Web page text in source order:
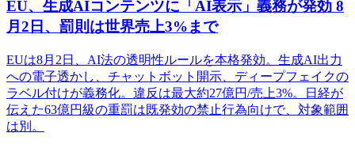
EU、生成AIコンテンツに「AI表示」義務が発効 8
月2日、罰則は世界売上3%まで
EUは8月2日、AI法の透明性ルールを本格発効。生成AI出力
への電子透かし、チャットボット開示、ディープフェイクの
ラベル付けが義務化。違反は最大約27億円/売上3%。日経が
伝えた63億円級の重罰は既発効の禁止行為向けで、対象範囲
は別。